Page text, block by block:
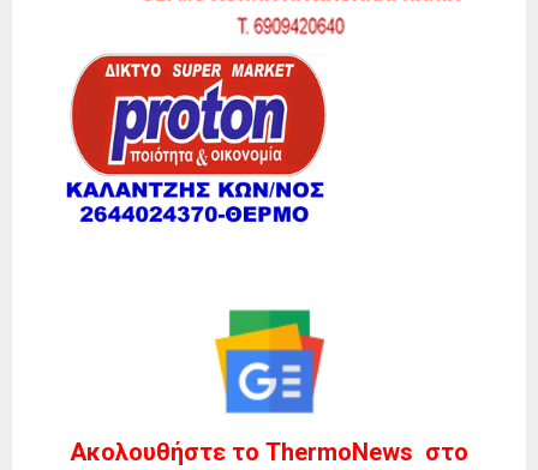
Ακολουθήστε το ThermoNews στο